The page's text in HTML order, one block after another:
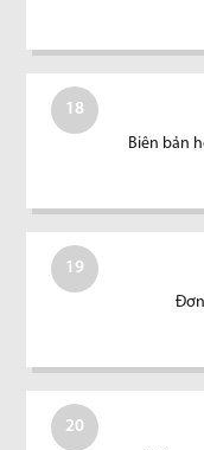
18
Biên bản
19
20